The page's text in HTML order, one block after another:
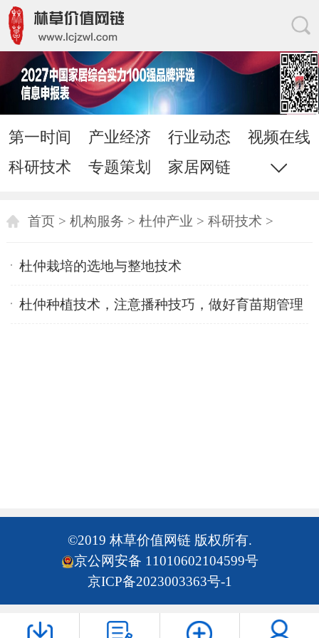
第一时间 产业经济 行业动态
视频在线
科研技术
专题策划 家居网链
网站地图
首页 > 机构服务 > 杜仲产业 > 科研技术>
杜仲栽培的选地与整地技术
杜仲种植技术，注意播种技巧，做好育苗期管理
©2019 林草价值网链 版权所有.
京公网安备 11010602104599号
京ICP备2023003363号-1